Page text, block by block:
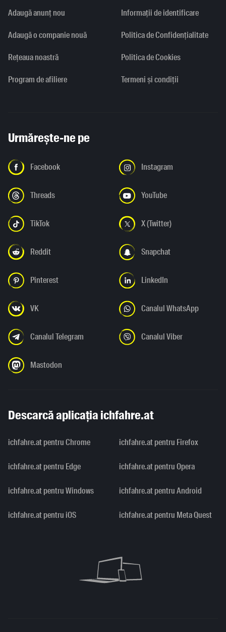
Adaugă anunț nou
Adaugă o companie nouă
Rețeaua noastră
Program de afiliere
Informaţii de identificare
Politica de Confidențialitate
Politica de Cookies
Termeni și condiții
Urmărește-ne pe
Facebook Instagram
Threads YouTube
TikTok X (Twitter)
Reddit Snapchat
Pinterest LinkedIn
VK Canalul WhatsApp
Canalul Telegram Canalul Viber
Mastodon
Descarcă aplicația ichfahre.at
ichfahre.at pentru Chrome ichfahre.at pentru Firefox
ichfahre.at pentru Edge ichfahre.at pentru Opera
ichfahre.at pentru Windows ichfahre.at pentru Android
ichfahre.at pentru iOS ichfahre.at pentru Meta Quest